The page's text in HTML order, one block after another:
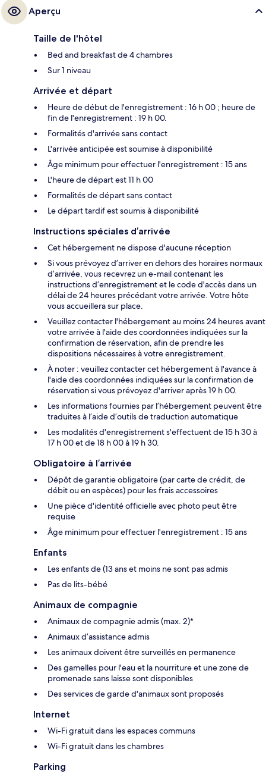
Aperçu
Taille de l'hôtel
Bed and breakfast de 4 chambres
Sur 1 niveau
Arrivée et départ
Heure de début de l'enregistrement : 16 h 00 ; heure de
fin de l'enregistrement : 19 h 00.
Formalités d'arrivée sans contact
L'arrivée anticipée est soumise à disponibilité
Âge minimum pour effectuer l'enregistrement : 15 ans
L'heure de départ est 11 h 00
Formalités de départ sans contact
Le départ tardif est soumis à disponibilité
Instructions spéciales d’arrivée
Cet hébergement ne dispose d'aucune réception
Si vous prévoyez d’arriver en dehors des horaires normaux
d’arrivée, vous recevrez un e-mail contenant les
instructions d’enregistrement et le code d'accès dans un
délai de 24 heures précédant votre arrivée. Votre hôte
vous accueillera sur place.
Veuillez contacter l'hébergement au moins 24 heures avant
votre arrivée à l'aide des coordonnées indiquées sur la
confirmation de réservation, afin de prendre les
dispositions nécessaires à votre enregistrement.
À noter : veuillez contacter cet hébergement à l'avance à
l'aide des coordonnées indiquées sur la confirmation de
réservation si vous prévoyez d'arriver après 19 h 00.
Les informations fournies par l’hébergement peuvent être
traduites à l’aide d’outils de traduction automatique
Les modalités d'enregistrement s'effectuent de 15 h 30 à
17 h 00 et de 18 h 00 à 19 h 30.
Obligatoire à l’arrivée
Dépôt de garantie obligatoire (par carte de crédit, de
débit ou en espèces) pour les frais accessoires
Une pièce d'identité officielle avec photo peut être
requise
Âge minimum pour effectuer l'enregistrement : 15 ans
Enfants
Les enfants de (13 ans et moins ne sont pas admis
Pas de lits-bébé
Animaux de compagnie
Animaux de compagnie admis (max. 2)*
Animaux d’assistance admis
Les animaux doivent être surveillés en permanence
Des gamelles pour l'eau et la nourriture et une zone de
promenade sans laisse sont disponibles
Des services de garde d'animaux sont proposés
Internet
Wi-Fi gratuit dans les espaces communs
Wi-Fi gratuit dans les chambres
Parking